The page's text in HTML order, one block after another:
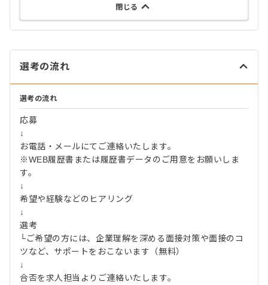
閉じる
選考の流れ
選考の流れ
応募
↓
お電話・メールにてご連絡いたします。
※WEB履歴書または履歴書データのご用意をお願いしま
す。
↓
希望や経験などのヒアリング
↓
選考
└ご希望の方には、企業理解を深める面接対策や面接のコ
ツなど、サポートをおこないます（無料）
↓
合否を求人担当よりご連絡いたします。